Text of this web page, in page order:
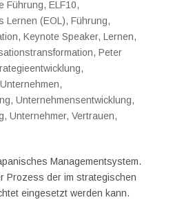
Führung, ELF10,
Lernen (EOL), Führung,
, Keynote Speaker, Lernen,
, Peter
,
Unternehmen,
, Unternehmensentwicklung,
, Unternehmer, Vertrauen,
Managementsystem.
Prozess der im strategischen
eingesetzt werden kann.